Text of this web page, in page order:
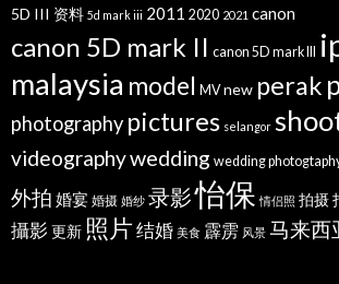
5D III 资料 5d mark iii 2011 2020 2021 canon
canon 5D mark II canon 5D mark III
malaysia model MV new perak
photography pictures selangor
videographywedding wedding
外拍 婚宴 婚摄 婚纱 录影怡保 情侣照 拍摄
攝影 更新 照片结婚 美食 霹雳 风景 马来西